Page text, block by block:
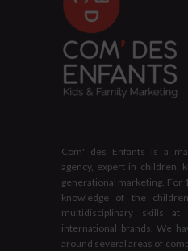
Com' des Enfants is a
agency, expert in children,
generational marketing. For
knowledge of the
multidisciplinary skills
international brands. We
around several areas of